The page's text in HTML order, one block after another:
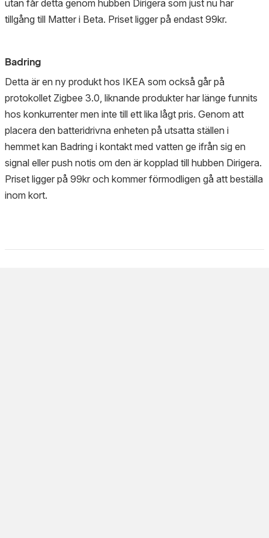
utan får detta genom hubben Dirigera som just nu har
tillgång till Matter i Beta. Priset ligger på endast 99kr.
Badring
Detta är en ny produkt hos IKEA som också går på
protokollet Zigbee 3.0, liknande produkter har länge funnits
hos konkurrenter men inte till ett lika lågt pris. Genom att
placera den batteridrivna enheten på utsatta ställen i
hemmet kan Badring i kontakt med vatten ge ifrån sig en
signal eller push notis om den är kopplad till hubben Dirigera.
Priset ligger på 99kr och kommer förmodligen gå att beställa
inom kort.